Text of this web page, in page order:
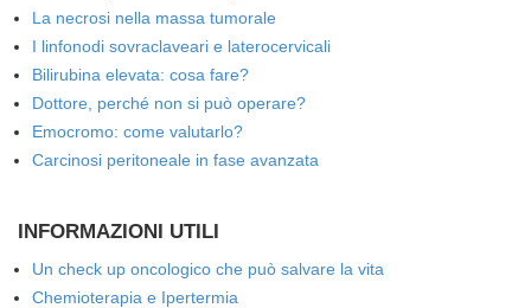
La necrosi nella massa tumorale
I linfonodi sovraclaveari e laterocervicali
Bilirubina elevata: cosa fare?
Dottore, perché non si può operare?
Emocromo: come valutarlo?
Carcinosi peritoneale in fase avanzata
INFORMAZIONI UTILI
Un check up oncologico che può salvare la vita
Chemioterapia e Ipertermia